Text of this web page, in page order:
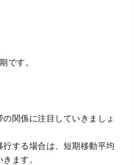
です。
関係に注目していきましょ
行する場合は、短期移動平均
ます。